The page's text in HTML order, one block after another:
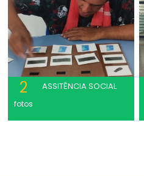
2
fotos
ASSITÊNCIA SOCIAL